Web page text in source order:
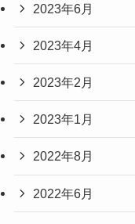
2023年6月
2023年4月
2023年2月
2023年1月
2022年8月
2022年6月